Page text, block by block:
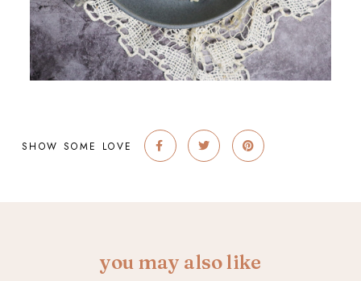
SHOW SOME LOVE
you may also like